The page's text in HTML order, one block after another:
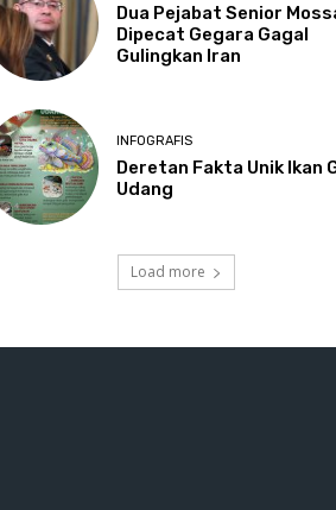
Dua Pejabat Senior
Dipecat Gegara Gagal
Gulingkan Iran
INFOGRAFIS
Deretan Fakta Unik Ikan
Udang
Load more